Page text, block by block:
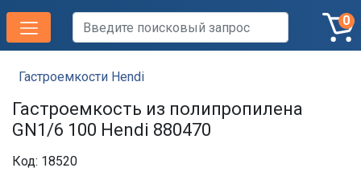
0
Гастроемкости Hendi
Гастроемкость из полипропилена
GN1/6 100 Hendi 880470
Код: 18520